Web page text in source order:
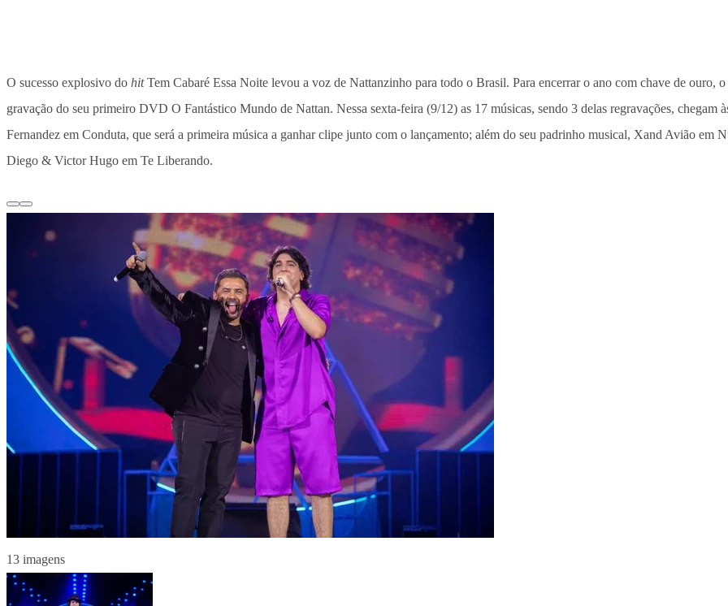
O sucesso explosivo do hitTem Cabaré Essa Noite levou a voz de Nattanzinho para todo o Brasil. Para encerrar o ano com chave de ouro,
gravação do seu primeiro DVD O Fantástico Mundo de Nattan. Nessa sexta-feira (9/12) as 17 músicas, sendo 3 delas regravações, chegam
Fernandez em Conduta, que será a primeira música a ganhar clipe junto com o lançamento; além do seu padrinho musical, Xand Avião em
Diego & Victor Hugo em Te Liberando.
13 imagens